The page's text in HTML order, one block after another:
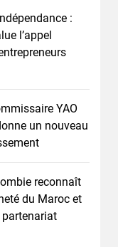
:
l’appel
YAO
un nouveau
reconnaît
du Maroc et
partenariat